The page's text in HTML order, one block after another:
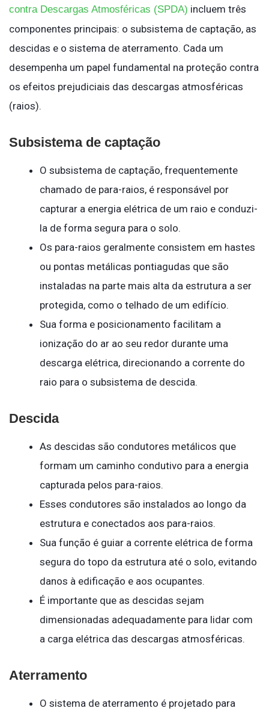
contra Descargas Atmosféricas (SPDA) incluem três
componentes principais: o subsistema de captação, as
descidas e o sistema de aterramento. Cada um
desempenha um papel fundamental na proteção contra
os efeitos prejudiciais das descargas atmosféricas
(raios).
Subsistema de captação
O subsistema de captação, frequentemente
chamado de para-raios, é responsável por
capturar a energia elétrica de um raio e conduzi-
la de forma segura para o solo.
Os para-raios geralmente consistem em hastes
ou pontas metálicas pontiagudas que são
instaladas na parte mais alta da estrutura a ser
protegida, como o telhado de um edifício.
Sua forma e posicionamento facilitam a
ionização do ar ao seu redor durante uma
descarga elétrica, direcionando a corrente do
raio para o subsistema de descida.
Descida
As descidas são condutores metálicos que
formam um caminho condutivo para a energia
capturada pelos para-raios.
Esses condutores são instalados ao longo da
estrutura e conectados aos para-raios.
Sua função é guiar a corrente elétrica de forma
segura do topo da estrutura até o solo, evitando
danos à edificação e aos ocupantes.
É importante que as descidas sejam
dimensionadas adequadamente para lidar com
a carga elétrica das descargas atmosféricas.
Aterramento
O sistema de aterramento é projetado para